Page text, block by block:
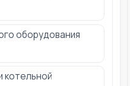
оборудования
котельной